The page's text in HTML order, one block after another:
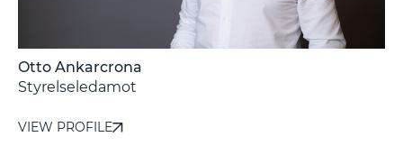
Otto Ankarcrona
-Styrelseledamot
VIEW PROFILE